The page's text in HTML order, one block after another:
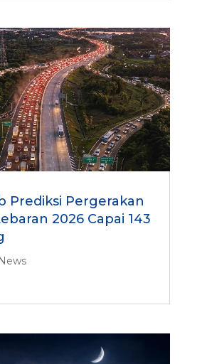
Prediksi Pergerakan
2026 Capai 143
News